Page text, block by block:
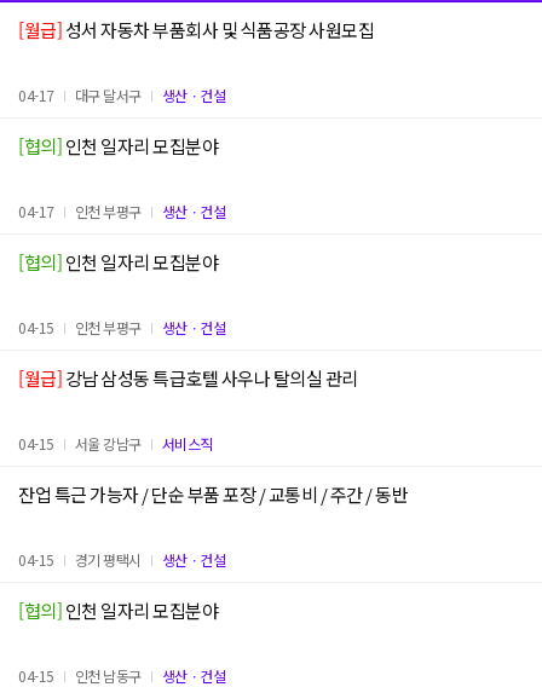
[월급]성서 자동차 부품회사 및 식품공장 사원모집
04-17 대구 달서구 생산ㆍ건설
[협의]인천 일자리 모집분야
04-17 인천 부평구 생산ㆍ건설
[협의]인천 일자리 모집분야
04-15 인천 부평구 생산ㆍ건설
[월급]강남 삼성동 특급호텔 사우나 탈의실 관리
04-15 서울 강남구 서비스직
잔업 특근 가능자 / 단순 부품 포장 / 교통비 / 주간 / 동반
04-15 경기 평택시 생산ㆍ건설
[협의]인천 일자리 모집분야
04-15 인천 남동구 생산ㆍ건설